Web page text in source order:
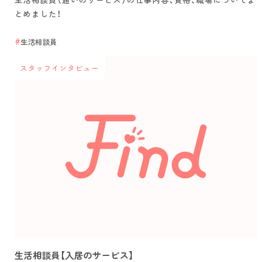
とめました！
生活相談員
スタッフインタビュー
生活相談員【入居のサービス】